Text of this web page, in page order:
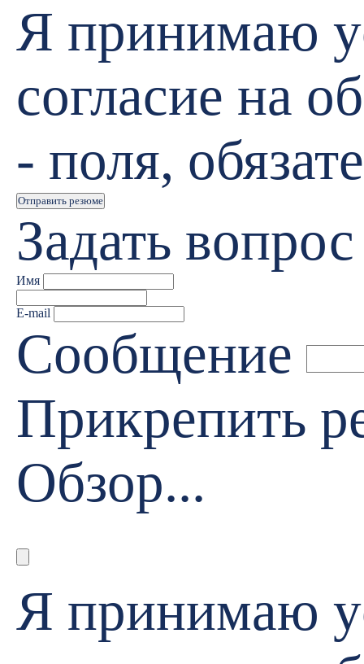
Я принимаю
согласие на
- поля,
Отправить резюме
Задать вопрос
Имя
E-mail
Сообщение
Прикрепить
Обзор...
Я принимаю